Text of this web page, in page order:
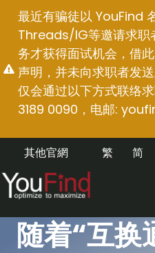
最近有骗徒以 YouFind
Threads/IG等邀请求职
务才获得面试机会，借
声明，并未向求职者发
仅会通过以下方式联络
3189 0090，电邮:
其他官網 简
繁
随着“互换